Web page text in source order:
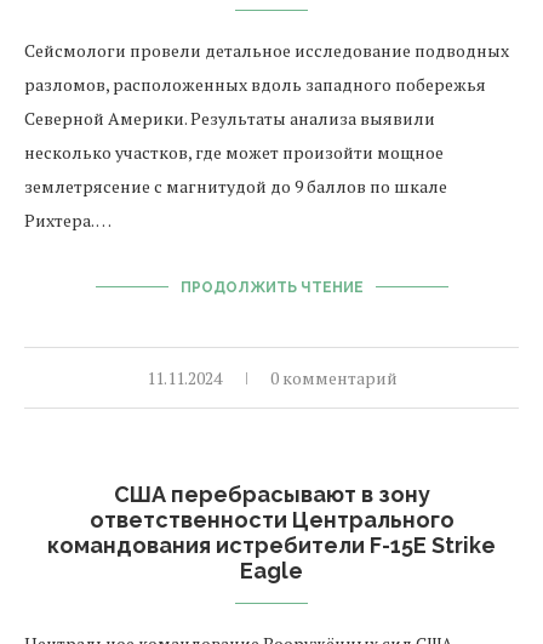
Сейсмологи провели детальное исследование подводных
разломов, расположенных вдоль западного побережья
Северной Америки. Результаты анализа выявили
несколько участков, где может произойти мощное
землетрясение с магнитудой до 9 баллов по шкале
Рихтера. …
ПРОДОЛЖИТЬ ЧТЕНИЕ
11.11.2024 0 комментарий
США перебрасывают в зону
ответственности Центрального
командования истребители F-15E Strike
Eagle